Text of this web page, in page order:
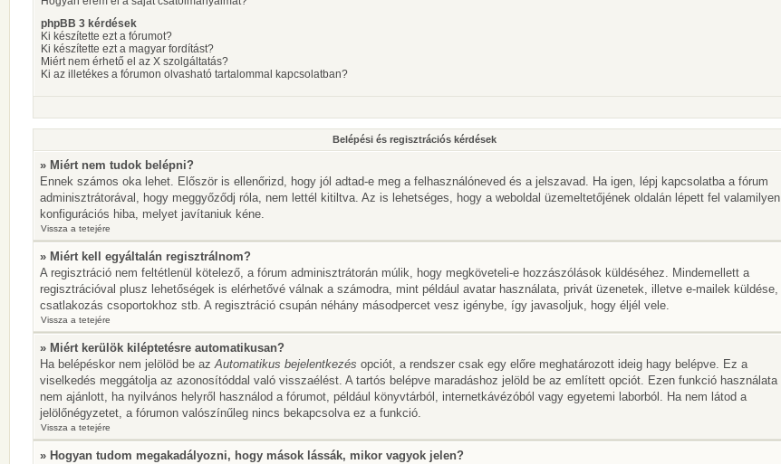
phpBB 3 kérdések
Ki készítette ezt a fórumot?
Ki készítette ezt a magyar fordítást?
Miért nem érhető el az X szolgáltatás?
Ki az illetékes a fórumon olvasható tartalommal kapcsolatban?
Belépési és regisztrációs kérdések
» Miért nem tudok belépni?
Ennek számos oka lehet. Először is ellenőrizd, hogy jól adtad-e meg a felhasználóneved és a jelszavad. Ha igen, lépj kapcsolatba a fórum
adminisztrátorával, hogy meggyőződj róla, nem lettél kitiltva. Az is lehetséges, hogy a weboldal üzemeltetőjének oldalán lépett fel valamilyen
konfigurációs hiba, melyet javítaniuk kéne.
Vissza a tetejére
» Miért kell egyáltalán regisztrálnom?
A regisztráció nem feltétlenül kötelező, a fórum adminisztrátorán múlik, hogy megköveteli-e hozzászólások küldéséhez. Mindemellett a
regisztrációval plusz lehetőségek is elérhetővé válnak a számodra, mint például avatar használata, privát üzenetek, illetve e-mailek küldése,
csatlakozás csoportokhoz stb. A regisztráció csupán néhány másodpercet vesz igénybe, így javasoljuk, hogy éljél vele.
Vissza a tetejére
» Miért kerülök kiléptetésre automatikusan?
Ha belépéskor nem jelölöd be azAutomatikus bejelentkezés opciót, a rendszer csak egy előre meghatározott ideig hagy belépve. Ez a
viselkedés meggátolja az azonosítóddal való visszaélést. A tartós belépve maradáshoz jelöld be az említett opciót. Ezen funkció használata
nem ajánlott, ha nyilvános helyről használod a fórumot, például könyvtárból, internetkávézóból vagy egyetemi laborból. Ha nem látod a
jelölőnégyzetet, a fórumon valószínűleg nincs bekapcsolva ez a funkció.
Vissza a tetejére
» Hogyan tudom megakadályozni, hogy mások lássák, mikor vagyok jelen?